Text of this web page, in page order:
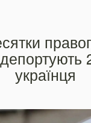
українця